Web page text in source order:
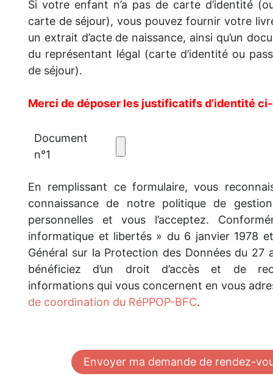
Si votre enfant n’a pas de carte d’identité
carte de séjour), vous pouvez fournir votre
un extrait d’acte de naissance, ainsi qu’un
du représentant légal (carte d’identité ou
de séjour).
Merci de déposer les justificatifs d’identité
Document
n°1
En remplissant ce formulaire, vous
connaissance de notre politique de
personnelles et vous l’acceptez.
informatique et libertés » du 6 janvier 1978
Général sur la Protection des Données du 27
bénéficiez d’un droit d’accès et de
informations qui vous concernent en vous
de coordination du RéPPOP-BFC.